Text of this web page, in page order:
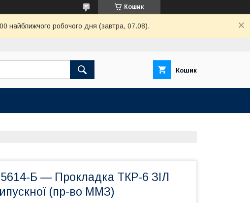
Кошик
найближчого робочого дня (завтра, 07.08).
Кошик
Б — Прокладка ТКР-6 ЗІЛ
(пр-во ММЗ)